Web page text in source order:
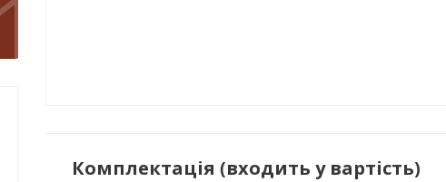
Комплектація (входить у вартість)